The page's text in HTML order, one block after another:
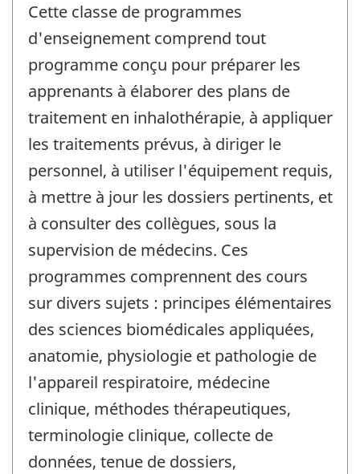
Cette classe de programmes
d'enseignement comprend tout
programme conçu pour préparer les
apprenants à élaborer des plans de
traitement en inhalothérapie, à appliquer
les traitements prévus, à diriger le
personnel, à utiliser l'équipement requis,
à mettre à jour les dossiers pertinents, et
à consulter des collègues, sous la
supervision de médecins. Ces
programmes comprennent des cours
sur divers sujets : principes élémentaires
des sciences biomédicales appliquées,
anatomie, physiologie et pathologie de
l'appareil respiratoire, médecine
clinique, méthodes thérapeutiques,
terminologie clinique, collecte de
données, tenue de dossiers,